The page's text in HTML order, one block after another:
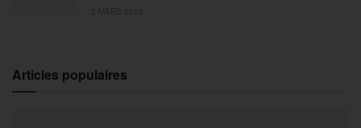
Articles populaires